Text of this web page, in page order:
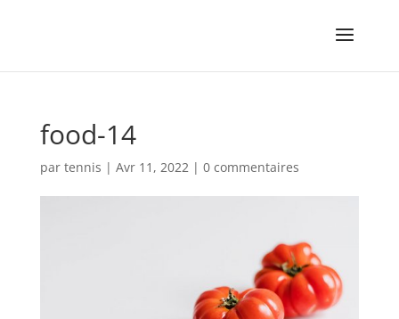
food-14
par tennis | Avr 11, 2022| 0 commentaires